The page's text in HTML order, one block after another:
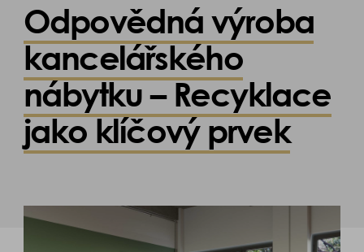
Odpovědná výroba
kancelářského
nábytku – Recyklace
jako klíčový prvek